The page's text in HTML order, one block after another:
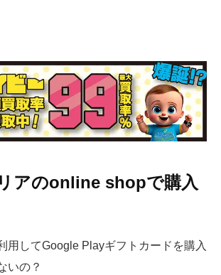
アのonline shopで購入
用してGoogle Playギフトカードを購入
いの？